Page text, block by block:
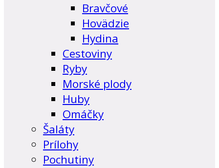
Bravčové
Hovädzie
Hydina
Cestoviny
Ryby
Morské plody
Huby
Omáčky
Šaláty
Prílohy
Pochutiny